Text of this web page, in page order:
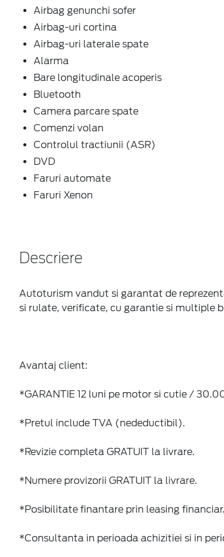
Airbag genunchi sofer
Airbag-uri cortina
Airbag-uri laterale spate
Alarma
Bare longitudinale acoperis
Bluetooth
Camera parcare spate
Comenzi volan
Controlul tractiunii (ASR)
DVD
Faruri automate
Faruri Xenon
Descriere
Autoturism vandut si garantat de
si rulate, verificate, cu garantie si multiple
Avantaj client:
*GARANTIE 12 luni pe motor si cutie /
*Pretul include TVA (nedeductibil).
*Revizie completa GRATUIT la livrare.
*Numere provizorii GRATUIT la livrare.
*Posibilitate finantare prin leasing
*Consultanta in perioada achizitiei si in